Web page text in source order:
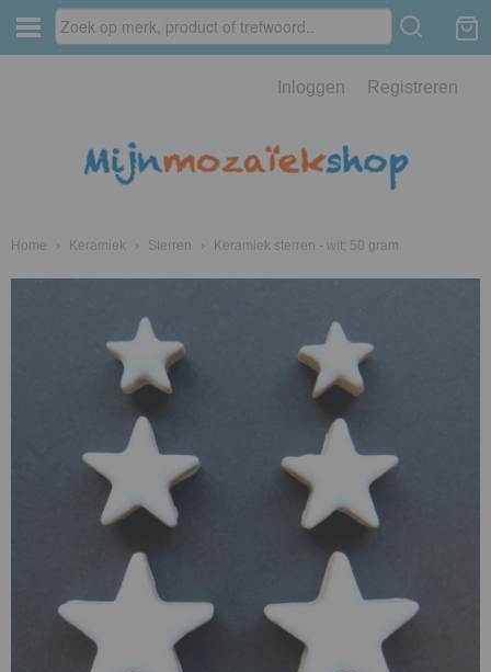
Inloggen Registreren
Home › Keramiek › Sterren › Keramiek sterren - wit; 50 gram